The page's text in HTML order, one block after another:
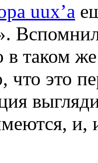
uux’a
таком же
что это